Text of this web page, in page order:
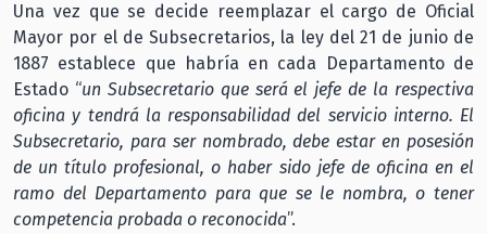
Una vez que se decide reemplazar el cargo de Oficial
Mayor por el de Subsecretarios, la ley del 21 de junio de
1887 establece que habría en cada Departamento de
Estado “un Subsecretario que será el jefe de la respectiva
oficina y tendrá la responsabilidad del servicio interno. El
Subsecretario, para ser nombrado, debe estar en posesión
de un título profesional, o haber sido jefe de oficina en el
ramo del Departamento para que se le nombra, o tener
competencia probada o reconocida”.